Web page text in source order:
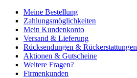
Meine Bestellung
Zahlungsmöglichkeiten
Mein Kundenkonto
Versand & Lieferung
Rücksendungen & Rückerstattungen
Aktionen & Gutscheine
Weitere Fragen?
Firmenkunden